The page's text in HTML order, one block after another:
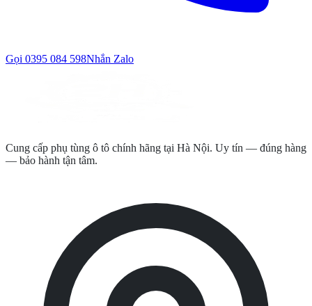
Gọi 0395 084 598Nhắn Zalo
Cung cấp phụ tùng ô tô chính hãng tại Hà Nội. Uy tín — đúng hàng
— bảo hành tận tâm.